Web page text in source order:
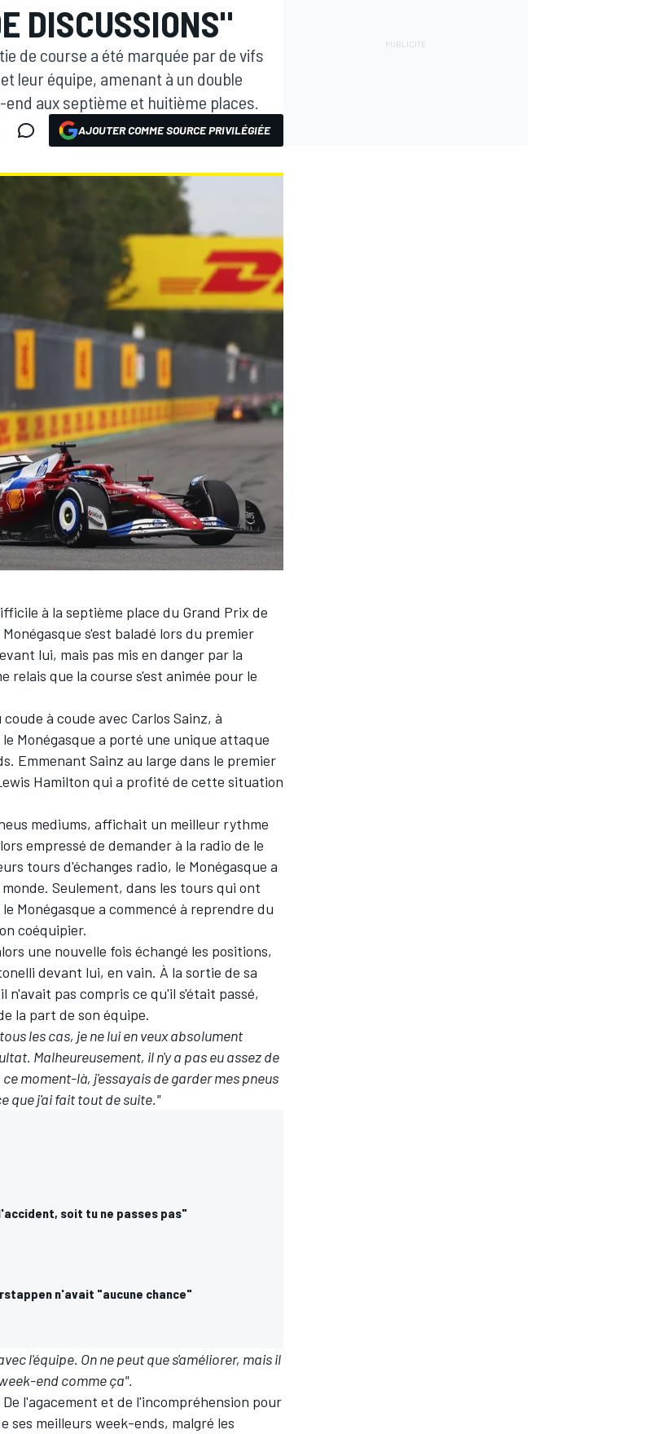
DISCUSSIONS"
de course a été marquée par de vifs
leur équipe, amenant à un double
aux septième et huitième places.
AJOUTER COMME SOURCE PRIVILÉGIÉE
à la septième place du Grand Prix de
s'est baladé lors du premier
lui, mais pas mis en danger par la
relais que la course s'est animée pour le
à coude avec Carlos Sainz, à
Monégasque a porté une unique attaque
Emmenant Sainz au large dans le premier
Hamilton qui a profité de cette situation
mediums, affichait un meilleur rythme
empressé de demander à la radio de le
tours d'échanges radio, le Monégasque a
Seulement, dans les tours qui ont
Monégasque a commencé à reprendre du
coéquipier.
une nouvelle fois échangé les positions,
devant lui, en vain. À la sortie de sa
n'avait pas compris ce qu'il s'était passé,
la part de son équipe.
les cas, je ne lui en veux absolument
Malheureusement, il n'y a pas eu assez de
moment-là, j'essayais de garder mes pneus
que j'ai fait tout de suite."
soit tu ne passes pas"
n'avait "aucune chance"
l'équipe. On ne peut que s'améliorer, mais il
end comme ça".
l'agacement et de l'incompréhension pour
ses meilleurs week-ends, malgré les